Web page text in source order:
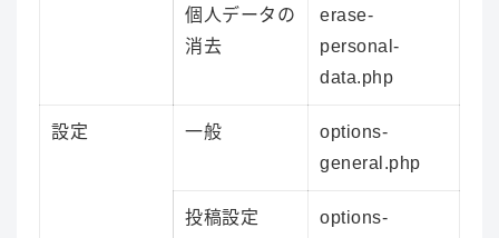
個人データの
消去
erase-
personal-
data.php
設定 一般
options-
general.php
投稿設定
options-